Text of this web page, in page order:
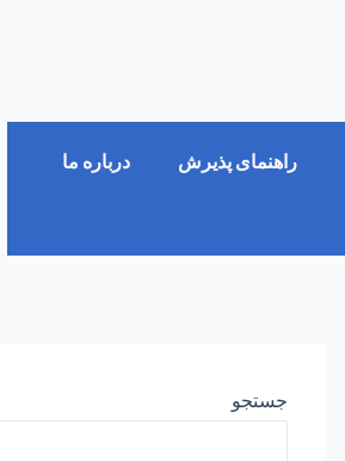
راهنمای پذیرش درباره ما
جستجو